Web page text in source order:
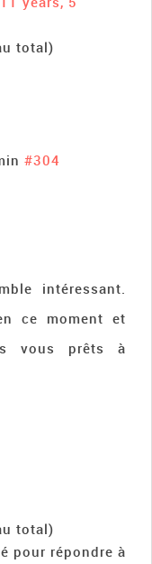
total)
#304
intéressant.
ce moment et
vous prêts à
total)
pour répondre à